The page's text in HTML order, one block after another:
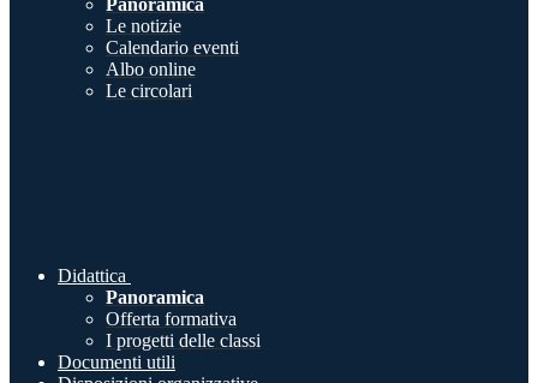
Panoramica
Le notizie
Calendario eventi
Albo online
Le circolari
Didattica
Panoramica
Offerta formativa
I progetti delle classi
Documenti utili